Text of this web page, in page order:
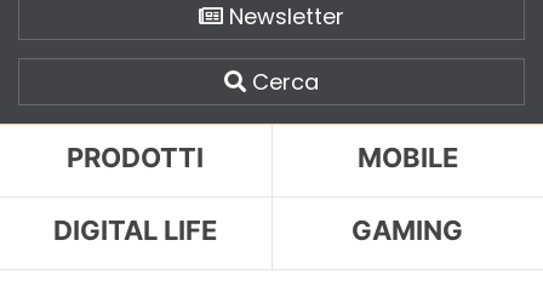
Newsletter
Cerca
PRODOTTI MOBILE
DIGITAL LIFE GAMING